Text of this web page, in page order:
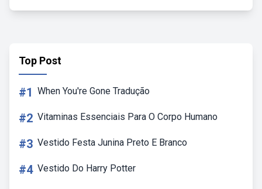
Top Post
#1 When You're Gone Tradução
#2 Vitaminas Essenciais Para O Corpo Humano
#3 Vestido Festa Junina Preto E Branco
#4 Vestido Do Harry Potter